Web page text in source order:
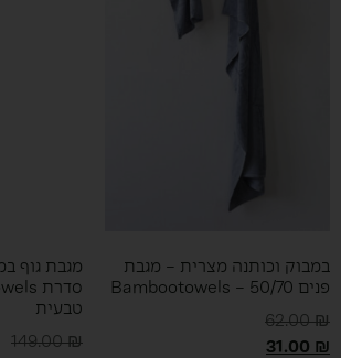
במבוק וכותנה מצרית – מגבת
פנים 50/70 – Bambootowels
62.00₪
31.00 ₪
טבעית
149.00₪